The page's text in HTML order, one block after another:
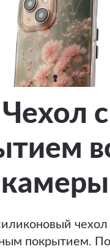
Чехол с
камеры
покрытием.